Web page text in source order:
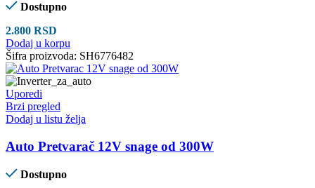
Dostupno
2.800 RSD
Dodaj u korpu
Šifra proizvoda: SH6776482
Uporedi
Brzi pregled
Dodaj u listu želja
Auto Pretvarač 12V snage od 300W
Dostupno